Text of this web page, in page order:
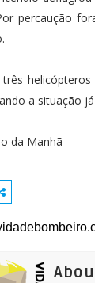
percaução
três
a situação
da Manhã